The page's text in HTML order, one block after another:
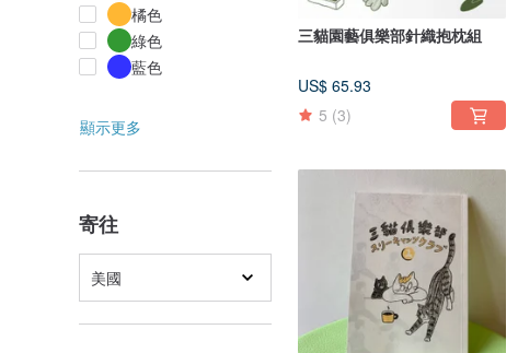
橘色
綠色
藍色
顯示更多
寄往
美國
三貓園藝俱樂部針織抱枕組
US$ 65.93
5 (3)